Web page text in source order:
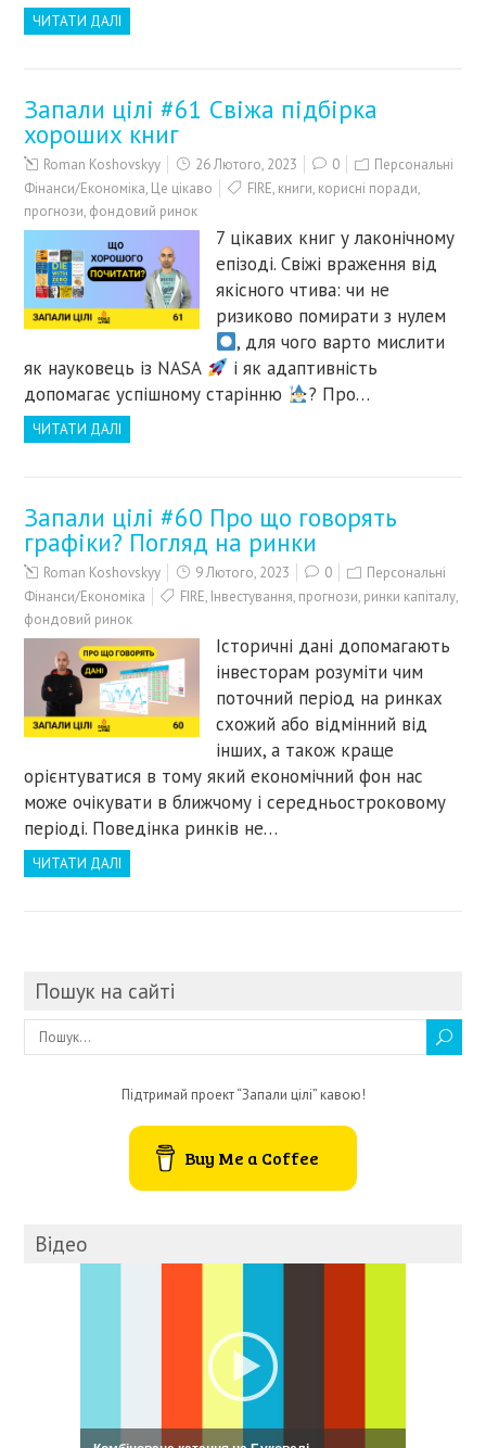
ЧИТАТИ ДАЛІ
Запали цілі #61 Свіжа підбірка
хороших книг
Roman Koshovskyy 26 Лютого, 2023 0
Персональні
Фінанси/Економіка, Це цікаво FIRE, книги, корисні поради,
прогнози, фондовий ринок
7 цікавих книг у лаконічному
епізоді. Cвіжі враження від
якісного чтива: чи не
ризиково помирати з нулем
, для чого варто мислити
як науковець із NASA
і як адаптивність
допомагає успішному старінню
? Про…
ЧИТАТИ ДАЛІ
Запали цілі #60 Про що говорять
графіки? Погляд на ринки
Roman Koshovskyy 9 Лютого, 2023 0
Персональні
Фінанси/Економіка
FIRE, Інвестування, прогнози, ринки капіталу,
фондовий ринок
Історичні дані допомагають
інвесторам розуміти чим
поточний період на ринках
схожий або відмінний від
інших, а також краще
орієнтуватися в тому який економічний фон нас
може очікувати в ближчому і середньостроковому
періоді. Поведінка ринків не…
ЧИТАТИ ДАЛІ
Пошук на сайті
Підтримай проект “Запали цілі” кавою!
Buy Me a Coffee
Відео